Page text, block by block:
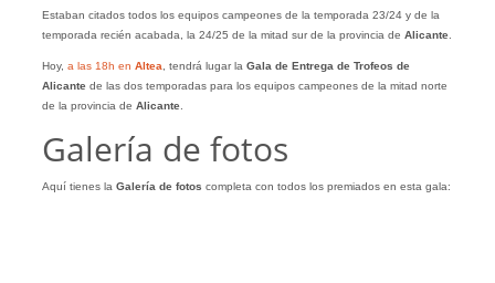
Estaban citados todos los equipos campeones de la temporada 23/24 y de la
temporada recién acabada, la 24/25 de la mitad sur de la provincia de Alicante.
Hoy, a las 18h en Altea , tendrá lugar la Gala de Entrega de Trofeos de
Alicante de las dos temporadas para los equipos campeones de la mitad norte
de la provincia de Alicante.
Galería de fotos
Aquí tienes la Galería de fotos completa con todos los premiados en esta gala: